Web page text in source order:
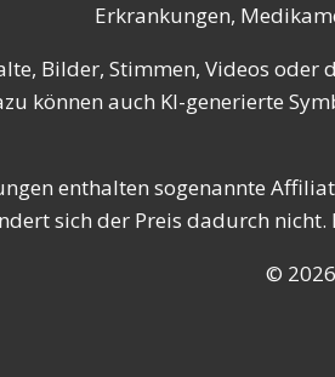
Erkrankungen,
Bilder, Stimmen, Videos
können auch KI-generierte
enthalten sogenannte
sich der Preis dadurch
©